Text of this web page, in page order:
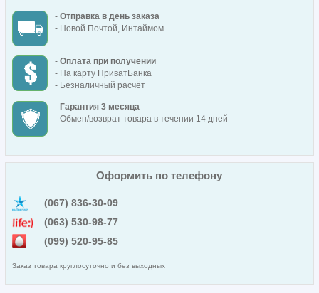
- Отправка в день заказа
- Новой Почтой, Интаймом
- Оплата при получении
- На карту ПриватБанка
- Безналичный расчёт
- Гарантия 3 месяца
- Обмен/возврат товара в течении 14 дней
Оформить по телефону
(067) 836-30-09
(063) 530-98-77
(099) 520-95-85
Заказ товара круглосуточно и без выходных